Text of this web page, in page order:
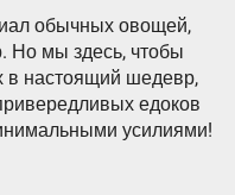
обычных овощей,
Но мы здесь, чтобы
в настоящий шедевр,
едоков
усилиями!